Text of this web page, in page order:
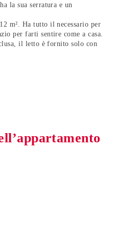
la sua serratura e un
m². Ha tutto il necessario per
per farti sentire come a casa.
il letto è fornito solo con